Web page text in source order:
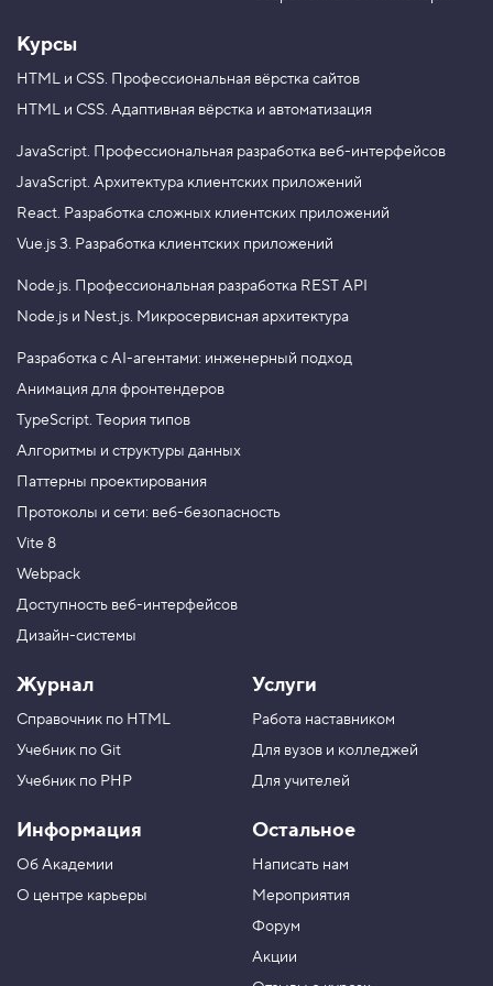
Курсы
HTML и CSS. Профессиональная вёрстка сайтов
HTML и CSS. Адаптивная вёрстка и автоматизация
JavaScript. Профессиональная разработка веб-интерфейсов
JavaScript. Архитектура клиентских приложений
React. Разработка сложных клиентских приложений
Vue.js 3. Разработка клиентских приложений
Node.js. Профессиональная разработка REST API
Node.js и Nest.js. Микросервисная архитектура
Разработка с AI-агентами: инженерный подход
Анимация для фронтендеров
TypeScript. Теория типов
Алгоритмы и структуры данных
Паттерны проектирования
Протоколы и сети: веб-безопасность
Vite 8
Webpack
Доступность веб-интерфейсов
Дизайн-системы
Журнал
Справочник по HTML
Учебник по Git
Учебник по PHP
Информация
Об Академии
О центре карьеры
Услуги
Работа наставником
Для вузов и колледжей
Для учителей
Остальное
Написать нам
Мероприятия
Форум
Акции